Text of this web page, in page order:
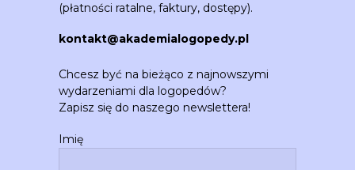
(płatności ratalne, faktury, dostępy).
kontakt@akademialogopedy.pl
Chcesz być na bieżąco z najnowszymi
wydarzeniami dla logopedów?
Zapisz się do naszego newslettera!
Imię